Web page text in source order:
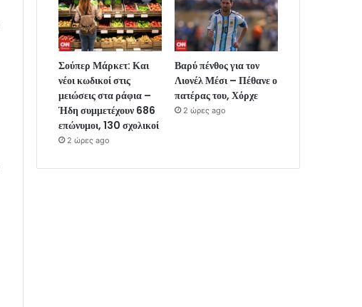
Σούπερ Μάρκετ: Και
νέοι κωδικοί στις
μειώσεις στα ράφια –
Ήδη συμμετέχουν 686
επώνυμοι, 130 σχολικοί
2 ώρες ago
Βαρύ πένθος για τον
Λιονέλ Μέσι – Πέθανε ο
πατέρας του, Χόρχε
2 ώρες ago